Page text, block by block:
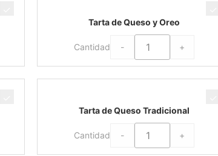
Tarta de Queso y Oreo
Cantidad - +
Tarta de Queso Tradicional
Cantidad - +